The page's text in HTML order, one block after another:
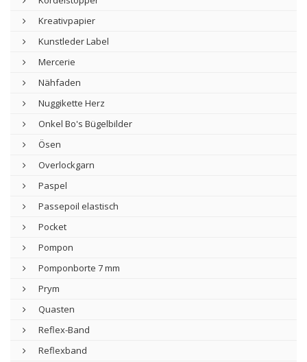
Kreativpapier
Kunstleder Label
Mercerie
Nähfaden
Nuggikette Herz
Onkel Bo's Bügelbilder
Ösen
Overlockgarn
Paspel
Passepoil elastisch
Pocket
Pompon
Pomponborte 7 mm
Prym
Quasten
Reflex-Band
Reflexband